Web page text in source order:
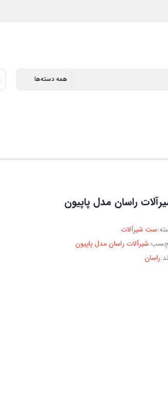
راسان مدل پاپیون
ست شیرآلات
شیرآلات راسان مدل پاپیون
راسان